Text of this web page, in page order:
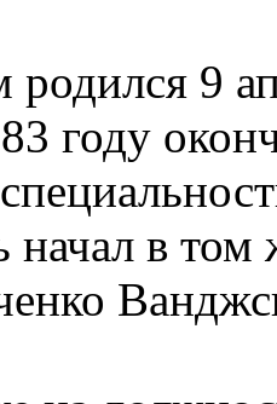
9
году
начал в